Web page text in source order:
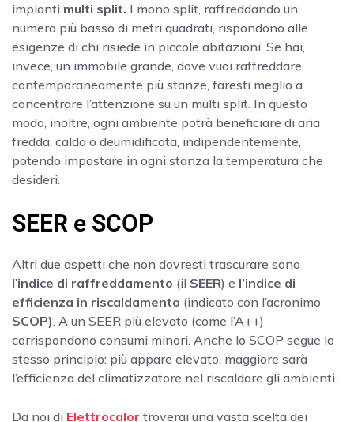
impianti multi split. I mono split, raffreddando un
numero più basso di metri quadrati, rispondono alle
esigenze di chi risiede in piccole abitazioni. Se hai,
invece, un immobile grande, dove vuoi raffreddare
contemporaneamente più stanze, faresti meglio a
concentrare l’attenzione su un multi split. In questo
modo, inoltre, ogni ambiente potrà beneficiare di aria
fredda, calda o deumidificata, indipendentemente,
potendo impostare in ogni stanza la temperatura che
desideri.
SEER e SCOP
Altri due aspetti che non dovresti trascurare sono
l’indice di raffreddamento (il SEER) e l’indice di
efficienza in riscaldamento (indicato con l’acronimo
SCOP) . A un SEER più elevato (come l’A++)
corrispondono consumi minori. Anche lo SCOP segue lo
stesso principio: più appare elevato, maggiore sarà
l’efficienza del climatizzatore nel riscaldare gli ambienti.
Da noi di Elettrocalor troverai una vasta scelta dei